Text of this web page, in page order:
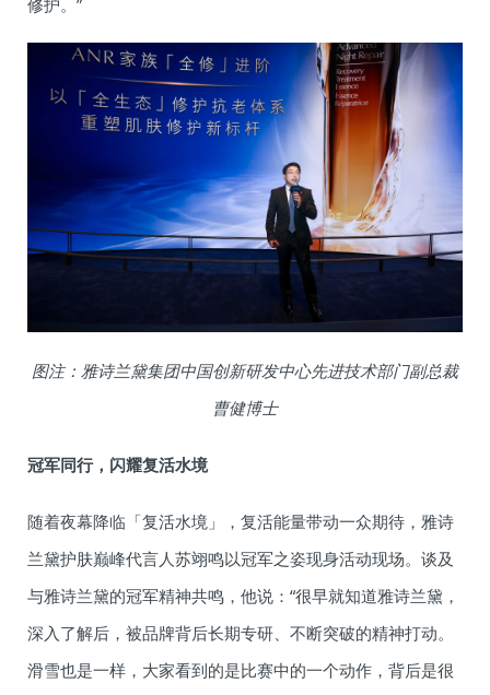
修护。”
图注：雅诗兰黛集团中国创新研发中心先进技术部门副总裁
曹健博士
冠军同行，闪耀复活水境
随着夜幕降临「复活水境」，复活能量带动一众期待，雅诗
兰黛护肤巅峰代言人苏翊鸣以冠军之姿现身活动现场。谈及
与雅诗兰黛的冠军精神共鸣，他说：“很早就知道雅诗兰黛，
深入了解后，被品牌背后长期专研、不断突破的精神打动。
滑雪也是一样，大家看到的是比赛中的一个动作，背后是很